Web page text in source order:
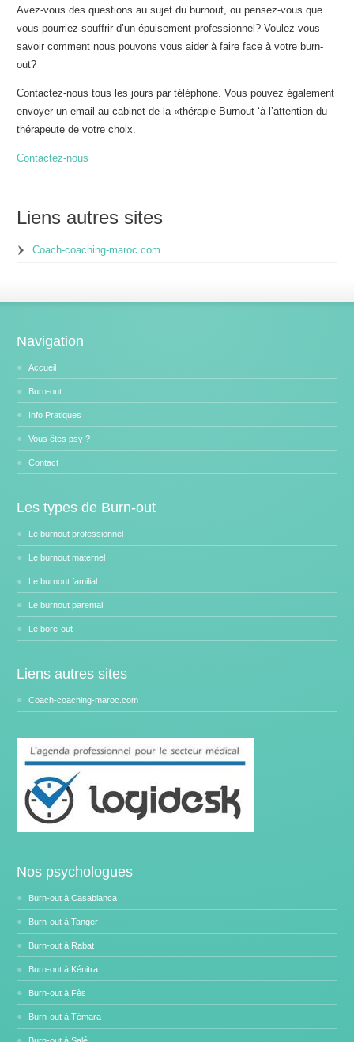
Avez-vous des questions au sujet du burnout, ou pensez-vous que
vous pourriez souffrir d’un épuisement professionnel? Voulez-vous
savoir comment nous pouvons vous aider à faire face à votre burn-
out?
Contactez-nous tous les jours par téléphone. Vous pouvez également
envoyer un email au cabinet de la «thérapie Burnout ‘à l’attention du
thérapeute de votre choix.
Contactez-nous
Liens autres sites
Coach-coaching-maroc.com
Navigation
Accueil
Burn-out
Info Pratiques
Vous êtes psy ?
Contact !
Les types de Burn-out
Le burnout professionnel
Le burnout maternel
Le burnout familial
Le burnout parental
Le bore-out
Liens autres sites
Coach-coaching-maroc.com
Nos psychologues
Burn-out à Casablanca
Burn-out à Tanger
Burn-out à Rabat
Burn-out à Kénitra
Burn-out à Fès
Burn-out à Témara